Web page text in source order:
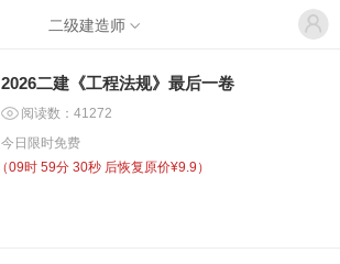
二级建造师
2026二建《工程法规》最后一卷
阅读数：41272
今日限时免费
（09时 59分 29秒 后恢复原价¥9.9）